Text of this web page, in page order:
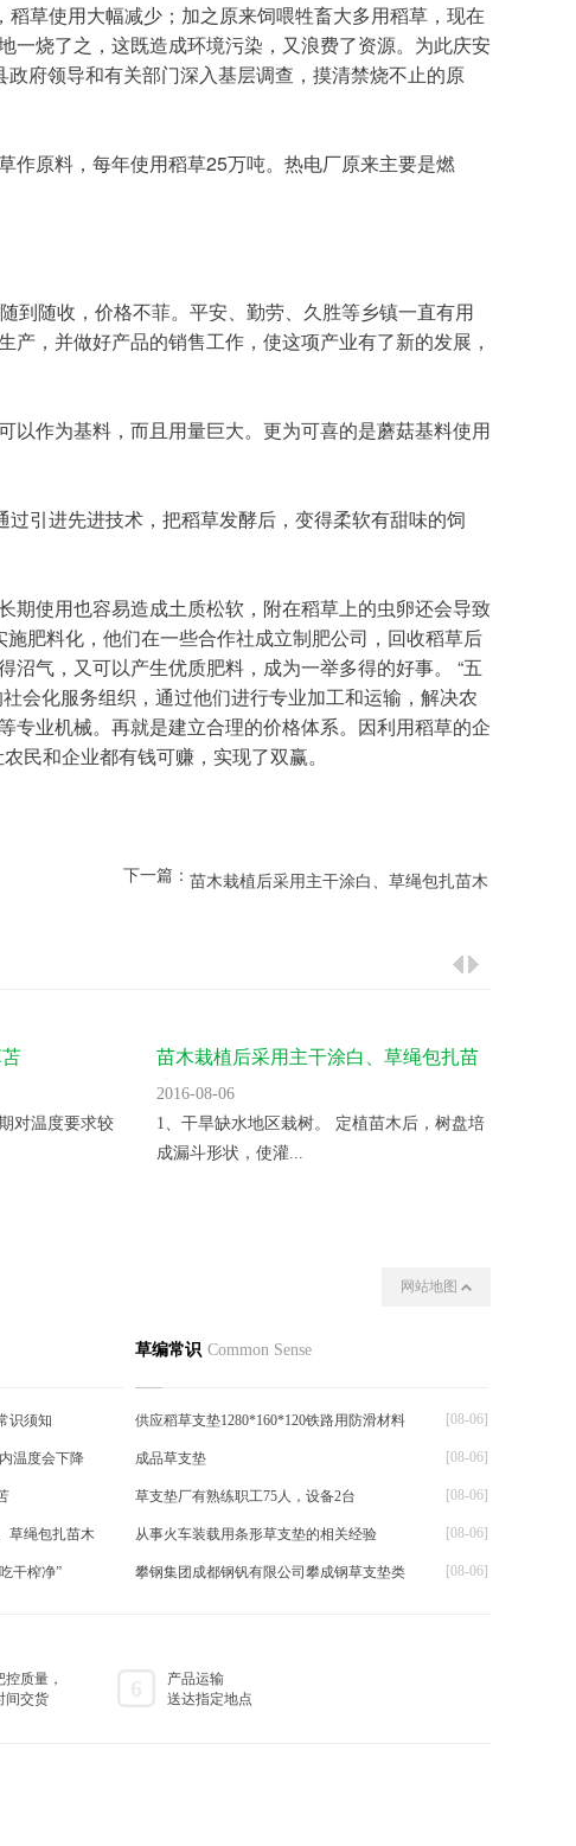
一烧了之，这既造成环境污染，又浪费了资源。为此庆安
府领导和有关部门深入基层调查，摸清禁烧不止的原
，并做好产品的销售工作，使这项产业有了新的发展，
肥料化，他们在一些合作社成立制肥公司，回收稻草后
气，又可以产生优质肥料，成为一举多得的好事。 “五
会化服务组织，通过他们进行专业加工和运输，解决农
专业机械。再就是建立合理的价格体系。因利用稻草的企
民和企业都有钱可赚，实现了双赢。
下一篇： 苗木栽植后采用主干涂白、草绳包扎苗木
对温度要求较
苗木栽植后采用主干涂白、草绳包扎苗
木
2016-08-06
1、干旱缺水地区栽树。 定植苗木后，树盘培
成漏斗形状，使灌...
网站地图
识须知
温度会下降
草绳包扎苗木
干榨净”
草编常识 Common Sense
[08-06]
供应稻草支垫1280*160*120铁路用防滑材料
[08-06]
成品草支垫
[08-06]
草支垫厂有熟练职工75人，设备2台
[08-06]
从事火车装载用条形草支垫的相关经验
[08-06]
攀钢集团成都钢钒有限公司攀成钢草支垫类
控质量，
间交货
产品运输
送达指定地点